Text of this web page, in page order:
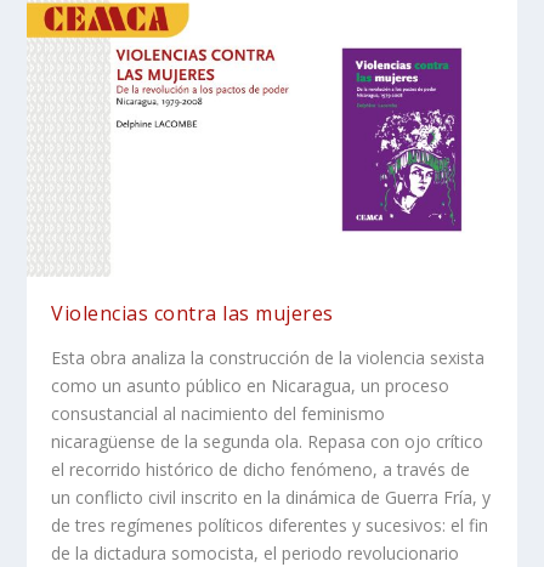
Violencias contra las mujeres
Esta obra analiza la construcción de la violencia sexista
como un asunto público en Nicaragua, un proceso
consustancial al nacimiento del feminismo
nicaragüense de la segunda ola. Repasa con ojo crítico
el recorrido histórico de dicho fenómeno, a través de
un conflicto civil inscrito en la dinámica de Guerra Fría, y
de tres regímenes políticos diferentes y sucesivos: el fin
de la dictadura somocista, el periodo revolucionario